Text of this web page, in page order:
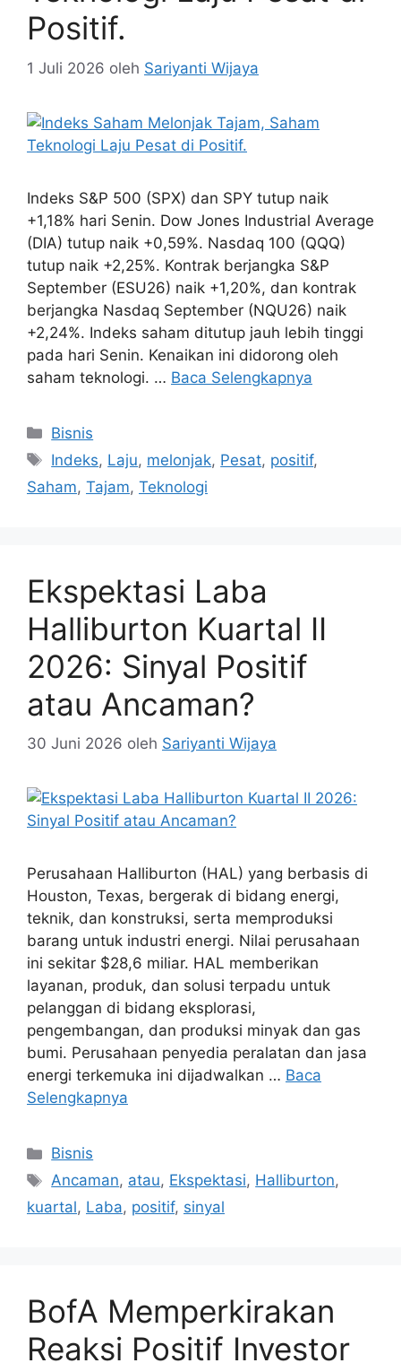
Positif.
1 Juli 2026 oleh Sariyanti Wijaya
Indeks S&P 500 (SPX) dan SPY tutup naik
+1,18% hari Senin. Dow Jones Industrial Average
(DIA) tutup naik +0,59%. Nasdaq 100 (QQQ)
tutup naik +2,25%. Kontrak berjangka S&P
September (ESU26) naik +1,20%, dan kontrak
berjangka Nasdaq September (NQU26) naik
+2,24%. Indeks saham ditutup jauh lebih tinggi
pada hari Senin. Kenaikan ini didorong oleh
saham teknologi. … Baca Selengkapnya
Kategori
Bisnis
Tag
Indeks, Laju, melonjak, Pesat, positif,
Saham, Tajam, Teknologi
Ekspektasi Laba
Halliburton Kuartal II
2026: Sinyal Positif
atau Ancaman?
30 Juni 2026 oleh Sariyanti Wijaya
Perusahaan Halliburton (HAL) yang berbasis di
Houston, Texas, bergerak di bidang energi,
teknik, dan konstruksi, serta memproduksi
barang untuk industri energi. Nilai perusahaan
ini sekitar $28,6 miliar. HAL memberikan
layanan, produk, dan solusi terpadu untuk
pelanggan di bidang eksplorasi,
pengembangan, dan produksi minyak dan gas
bumi. Perusahaan penyedia peralatan dan jasa
energi terkemuka ini dijadwalkan … Baca
Selengkapnya
Kategori
Bisnis
Tag
Ancaman, atau, Ekspektasi, Halliburton,
kuartal, Laba, positif, sinyal
BofA Memperkirakan
Reaksi Positif Investor